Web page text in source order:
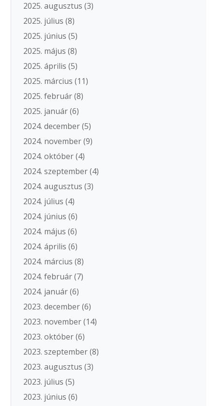
2025. augusztus (3)
2025. július (8)
2025. június (5)
2025. május (8)
2025. április (5)
2025. március (11)
2025. február(8)
2025. január(6)
2024. december(5)
2024. november(9)
2024. október(4)
2024. szeptember(4)
2024. augusztus (3)
2024. július (4)
2024. június (6)
2024. május (6)
2024. április (6)
2024. március (8)
2024. február(7)
2024. január(6)
2023. december(6)
2023. november(14)
2023. október(6)
2023. szeptember(8)
2023. augusztus (3)
2023. július (5)
2023. június (6)